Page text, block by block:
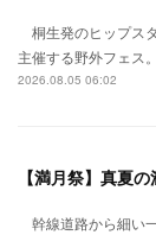
桐生発のヒップス
主催する野外フェス
2026.08.05 06:02
幹線道路から細い